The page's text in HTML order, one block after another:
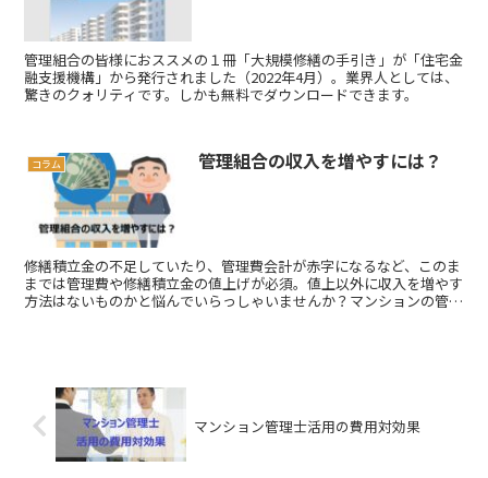
管理組合の皆様におススメの１冊「大規模修繕の手引き」が「住宅金
融支援機構」から発行されました（2022年4月）。業界人としては、
驚きのクォリティです。しかも無料でダウンロードできます。
コラム 管理組合の収入を増やすには？
修繕積立金の不足していたり、管理費会計が赤字になるなど、このま
までは管理費や修繕積立金の値上げが必須。値上以外に収入を増やす
方法はないものかと悩んでいらっしゃいませんか？マンションの管理
マンション管理士活用の費用対効果